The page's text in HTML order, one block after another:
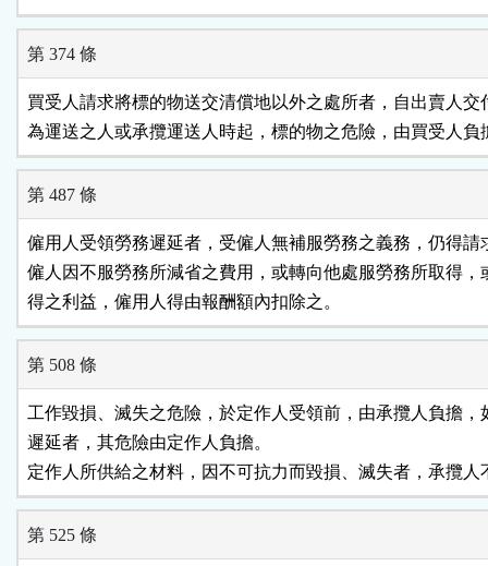
第 374 條
買受人請求將標的物送交清償地以外之處所者，自出賣人交
為運送之人或承攬運送人時起，標的物之危險，由買受人負
第 487 條
僱用人受領勞務遲延者，受僱人無補服勞務之義務，仍得請
僱人因不服勞務所減省之費用，或轉向他處服勞務所取得，
得之利益，僱用人得由報酬額內扣除之。
第 508 條
工作毀損、滅失之危險，於定作人受領前，由承攬人負擔，
遲延者，其危險由定作人負擔。
定作人所供給之材料，因不可抗力而毀損、滅失者，承攬人
第 525 條